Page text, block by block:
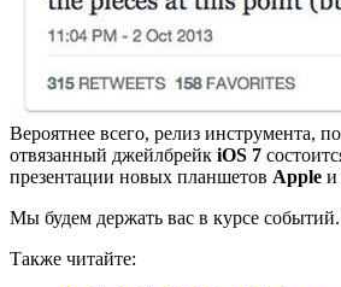
Вероятнее всего, релиз инструмента,
отвязанный джейлбрейк iOS 7
презентации новых планшетов Apple и
Мы будем держать вас в курсе
Также читайте: